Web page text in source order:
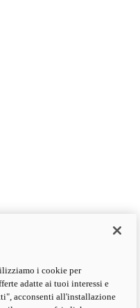
i cookie per
adatte ai tuoi interessi e
acconsenti all'installazione